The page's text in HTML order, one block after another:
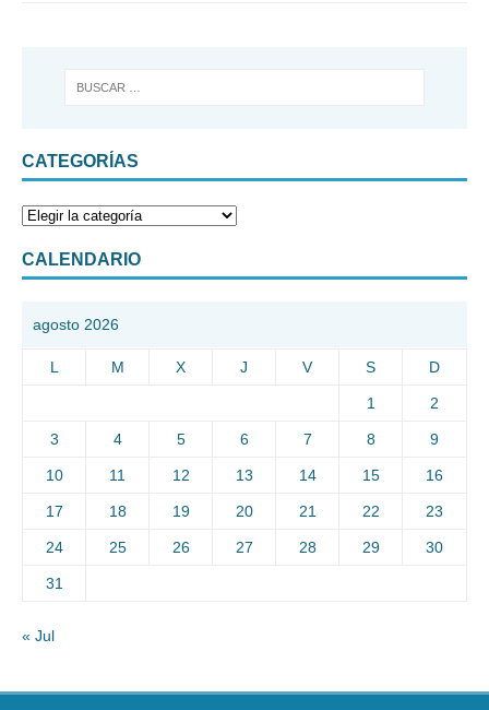
CATEGORÍAS
CALENDARIO
agosto 2026
L M X J V S D
1 2
3 4 5 6 7 8 9
10 11 12 13 14 15 16
17 18 19 20 21 22 23
24 25 26 27 28 29 30
31
« Jul